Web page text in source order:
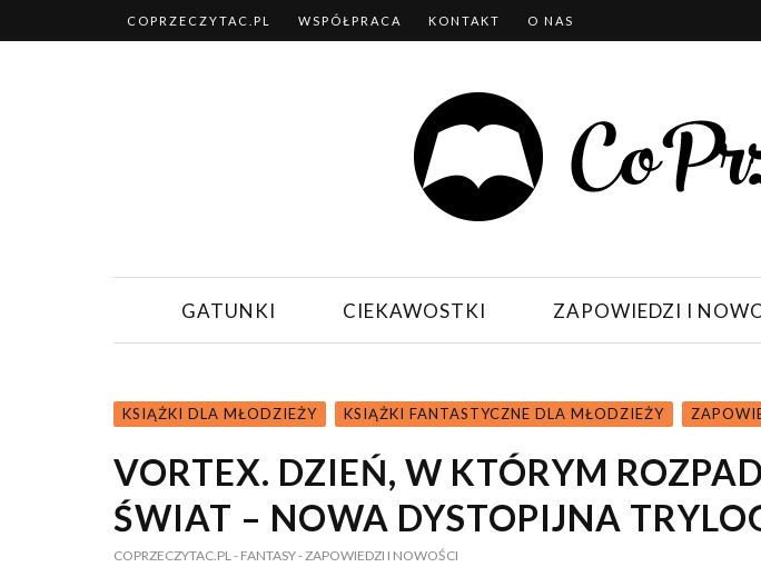
COPRZECZYTAC.PL WSPÓŁPRACA KONTAKT O NAS
GATUNKI CIEKAWOSTKI ZAPOWIEDZI I
KSIĄŻKI DLA MŁODZIEŻY KSIĄŻKI FANTASTYCZNE DLA MŁODZIEŻY
VORTEX. DZIEŃ, W KTÓRYM
ŚWIAT – NOWA DYSTOPIJNA
COPRZECZYTAC.PL- FANTASY- ZAPOWIEDZI I NOWOŚCI